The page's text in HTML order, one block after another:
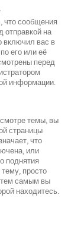
что сообщения
отправкой на
включил вас в
его или её
перед
информации.
темы, вы
страницы
что
или
поднятия
просто
тем самым вы
находитесь.